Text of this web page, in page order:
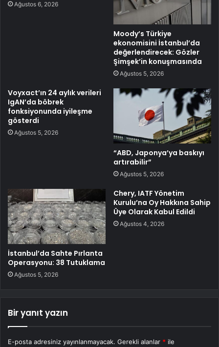
Ağustos 6, 2026
Moody’s Türkiye
ekonomisini İstanbul’da
değerlendirecek: Gözler
Şimşek’in konuşmasında
Ağustos 5, 2026
Voyxact’ın 24 aylık verileri
IgAN’da böbrek
fonksiyonunda iyileşme
gösterdi
Ağustos 5, 2026
“ABD, Japonya’ya baskıyı
artırabilir”
Ağustos 5, 2026
İstanbul’da Sahte Pırlanta
Operasyonu: 38 Tutuklama
Ağustos 5, 2026
Chery, IATF Yönetim
Kurulu’na Oy Hakkına Sahip
Üye Olarak Kabul Edildi
Ağustos 4, 2026
Bir yanıt yazın
E-posta adresiniz yayınlanmayacak. Gerekli alanlar * ile